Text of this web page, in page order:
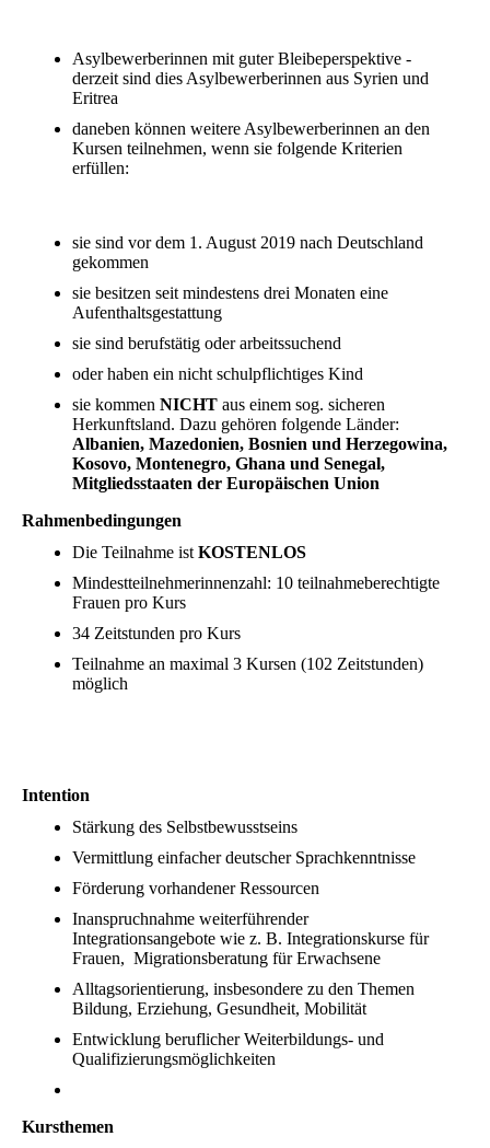
Asylbewerberinnen mit guter Bleibeperspektive -
derzeit sind dies Asylbewerberinnen aus Syrien und
Eritrea
daneben können weitere Asylbewerberinnen an den
Kursen teilnehmen, wenn sie folgende Kriterien
erfüllen:
sie sind vor dem 1. August 2019 nach Deutschland
gekommen
sie besitzen seit mindestens drei Monaten eine
Aufenthaltsgestattung
sie sind berufstätig oder arbeitssuchend
oder haben ein nicht schulpflichtiges Kind
sie kommen NICHT aus einem sog. sicheren
Herkunftsland. Dazu gehören folgende Länder:
Albanien, Mazedonien, Bosnien und Herzegowina,
Kosovo, Montenegro, Ghana und Senegal,
Mitgliedsstaaten der Europäischen Union
Rahmenbedingungen
Die Teilnahme ist KOSTENLOS
Mindestteilnehmerinnenzahl: 10 teilnahmeberechtigte
Frauen pro Kurs
34 Zeitstunden pro Kurs
Teilnahme an maximal 3 Kursen (102 Zeitstunden)
möglich
Intention
Stärkung des Selbstbewusstseins
Vermittlung einfacher deutscher Sprachkenntnisse
Förderung vorhandener Ressourcen
Inanspruchnahme weiterführender
Integrationsangebote wie z. B. Integrationskurse für
Frauen, Migrationsberatung für Erwachsene
Alltagsorientierung, insbesondere zu den Themen
Bildung, Erziehung, Gesundheit, Mobilität
Entwicklung beruflicher Weiterbildungs- und
Qualifizierungsmöglichkeiten
Kursthemen